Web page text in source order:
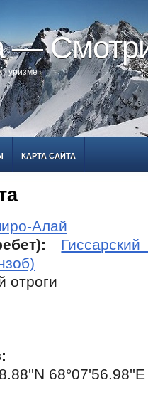
—
туризме
КАРТА САЙТА
Алай
68°07'56.98''E